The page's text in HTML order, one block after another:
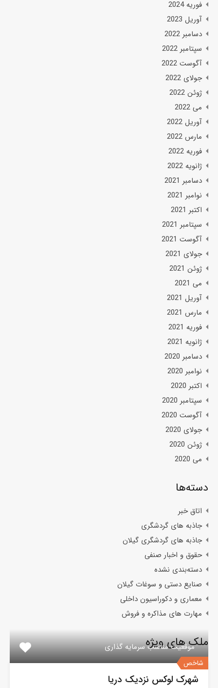
فوریه 2024
آوریل 2023
دسامبر 2022
سپتامبر 2022
آگوست 2022
جولای 2022
ژوئن 2022
می 2022
آوریل 2022
مارس 2022
فوریه 2022
ژانویه 2022
دسامبر 2021
نوامبر 2021
اکتبر 2021
سپتامبر 2021
آگوست 2021
جولای 2021
ژوئن 2021
می 2021
آوریل 2021
مارس 2021
فوریه 2021
ژانویه 2021
دسامبر 2020
نوامبر 2020
اکتبر 2020
سپتامبر 2020
آگوست 2020
جولای 2020
ژوئن 2020
می 2020
دسته‌ها
اتاق خبر
جاذبه های گردشگری
جاذبه های گردشگری گیلان
حقوق و اخبار صنفی
دسته‌بندی نشده
صنایع دستی و سوغات گیلان
معماری و دکوراسیون داخلی
مهارت های مذاکره و فروش
ملک های ویژه
شاخص
موقعیت مناسب سرمایه گذاری
شهرک لوکس نزدیک دریا